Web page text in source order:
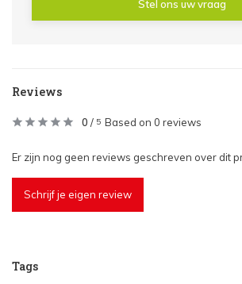
Stel ons uw vraag
Reviews
0 / 5 Based on 0 reviews
Er zijn nog geen reviews geschreven over dit
Schrijf je eigen review
Tags